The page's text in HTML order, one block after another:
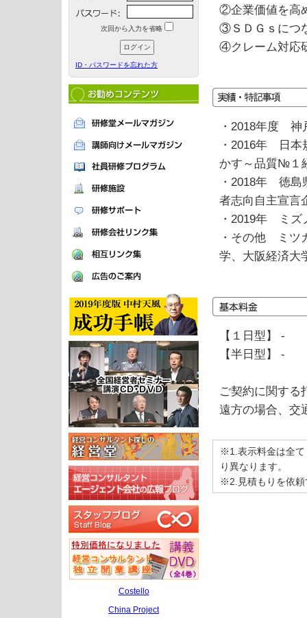
次回から入力を省略
ID・パスワードを忘れた方
Costello
China Project
②企業価値を高
③ＳＤＧｓにつ
④クレーム対応
・2018年度 神
・2016年 日本
かす～品質№１
・2018年 徳島
者志向自主宣言
・2019年 ミズ
・その他 ミツ
学、大阪経済大
【１日型】 -
【半日型】 -
ご契約に関する
遠方の場合、交
※1.表示料金は全て
り異なります。
※2.見積もりを依頼